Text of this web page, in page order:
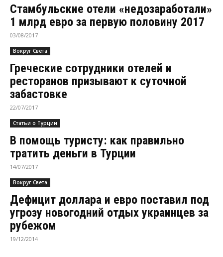
Стамбульские отели «недозаработали»
1 млрд евро за первую половину 2017
03/08/2017
Вокруг Света
Греческие сотрудники отелей и
ресторанов призывают к суточной
забастовке
22/07/2017
Статьи о Турции
В помощь туристу: как правильно
тратить деньги в Турции
14/07/2017
Вокруг Света
Дефицит доллара и евро поставил под
угрозу новогодний отдых украинцев за
рубежом
19/12/2014